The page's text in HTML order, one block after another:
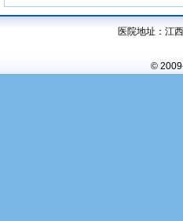
除术、准分子激光近
术、各类抗青光眼手
植术、各类复杂眼外
眶肿瘤切除、羟基磷
植入、斜视手术、眼
医学分会主委、新余
学科带头人、全国医
医院分会委员、江西
会口腔种植专业委员
江西省口腔医学会牙
本人于1993年7月
医院地址：江
©